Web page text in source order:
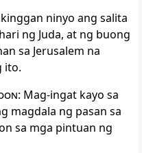
ninyo ang salita
ng Juda, at ng buong
sa Jerusalem na
ito.
: Mag-ingat kayo sa
magdala ng pasan sa
sa mga pintuan ng